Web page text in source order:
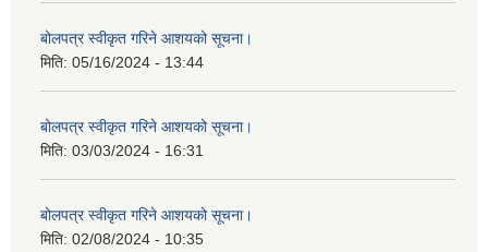
बोलपत्र स्वीकृत गरिने आशयको सूचना।
मिति: 05/16/2024 - 13:44
बोलपत्र स्वीकृत गरिने आशयको सूचना।
मिति: 03/03/2024 - 16:31
बोलपत्र स्वीकृत गरिने आशयको सूचना।
मिति: 02/08/2024 - 10:35